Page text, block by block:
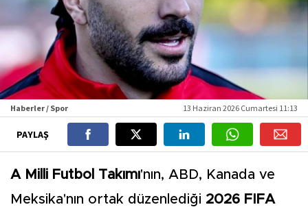
Haberler / Spor 13 Haziran 2026 Cumartesi 11:13
PAYLAŞ
A Milli Futbol Takımı'nın, ABD, Kanada ve
Meksika'nın ortak düzenlediği 2026 FIFA